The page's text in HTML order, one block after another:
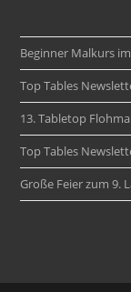
Beginner Malkurs
Top Tables
13. Tabletop
Top Tables
Große Feier zum 9.